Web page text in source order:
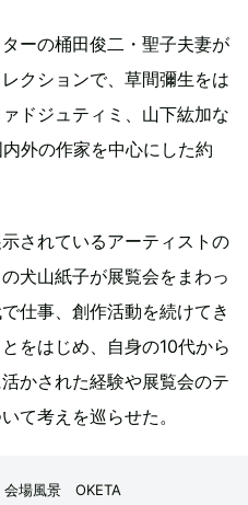
ーの桶田俊二・聖子夫妻が
クションで、草間彌生をは
ドジュティミ、山下紘加な
外の作家を中心にした約
されているアーティストの
犬山紙子が展覧会をまわっ
仕事、創作活動を続けてき
をはじめ、自身の10代から
かされた経験や展覧会のテ
て考えを巡らせた。
会場風景 OKETA